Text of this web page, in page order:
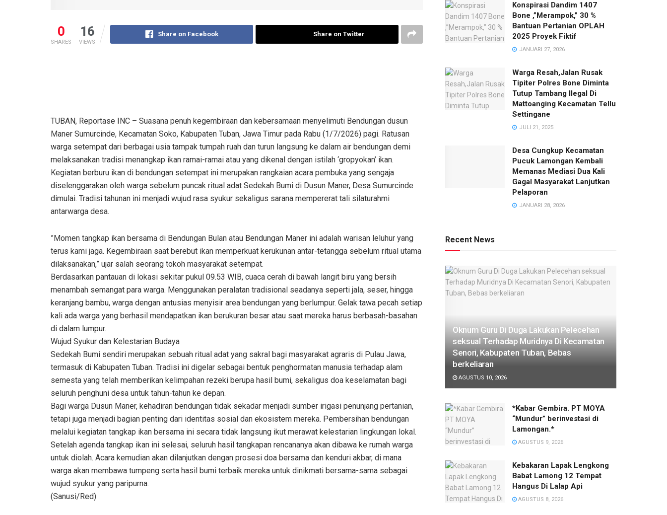
0
SHARES
16
VIEWS
Share on Facebook Share on Twitter
TUBAN, Reportase INC – Suasana penuh kegembiraan dan kebersamaan menyelimuti Bendungan dusun
Maner Sumurcinde, Kecamatan Soko, Kabupaten Tuban, Jawa Timur pada Rabu (1/7/2026) pagi. Ratusan
warga setempat dari berbagai usia tampak tumpah ruah dan turun langsung ke dalam air bendungan demi
melaksanakan tradisi menangkap ikan ramai-ramai atau yang dikenal dengan istilah ‘gropyokan’ ikan.
‎​Kegiatan berburu ikan di bendungan setempat ini merupakan rangkaian acara pembuka yang sengaja
diselenggarakan oleh warga sebelum puncak ritual adat Sedekah Bumi di Dusun Maner, Desa Sumurcinde
dimulai. Tradisi tahunan ini menjadi wujud rasa syukur sekaligus sarana mempererat tali silaturahmi
antarwarga desa.
‎​”Momen tangkap ikan bersama di Bendungan Bulan atau Bendungan Maner ini adalah warisan leluhur yang
terus kami jaga. Kegembiraan saat berebut ikan memperkuat kerukunan antar-tetangga sebelum ritual utama
dilaksanakan,” ujar salah seorang tokoh masyarakat setempat.
‎​Berdasarkan pantauan di lokasi sekitar pukul 09.53 WIB, cuaca cerah di bawah langit biru yang bersih
menambah semangat para warga. Menggunakan peralatan tradisional seadanya seperti jala, seser, hingga
keranjang bambu, warga dengan antusias menyisir area bendungan yang berlumpur. Gelak tawa pecah setiap
kali ada warga yang berhasil mendapatkan ikan berukuran besar atau saat mereka harus berbasah-basahan
di dalam lumpur.
‎​Wujud Syukur dan Kelestarian Budaya
‎​Sedekah Bumi sendiri merupakan sebuah ritual adat yang sakral bagi masyarakat agraris di Pulau Jawa,
termasuk di Kabupaten Tuban. Tradisi ini digelar sebagai bentuk penghormatan manusia terhadap alam
semesta yang telah memberikan kelimpahan rezeki berupa hasil bumi, sekaligus doa keselamatan bagi
seluruh penghuni desa untuk tahun-tahun ke depan.
‎​Bagi warga Dusun Maner, kehadiran bendungan tidak sekadar menjadi sumber irigasi penunjang pertanian,
tetapi juga menjadi bagian penting dari identitas sosial dan ekosistem mereka. Pembersihan bendungan
melalui kegiatan tangkap ikan bersama ini secara tidak langsung ikut merawat kelestarian lingkungan lokal.
‎​Setelah agenda tangkap ikan ini selesai, seluruh hasil tangkapan rencananya akan dibawa ke rumah warga
untuk diolah. Acara kemudian akan dilanjutkan dengan prosesi doa bersama dan kenduri akbar, di mana
warga akan membawa tumpeng serta hasil bumi terbaik mereka untuk dinikmati bersama-sama sebagai
wujud syukur yang paripurna.
(Sanusi/Red)
Konspirasi Dandim 1407
Bone ,”Merampok,” 30 %
Bantuan Pertanian OPLAH
2025 Proyek Fiktif
JANUARI 27, 2026
Warga Resah,Jalan Rusak
Tipiter Polres Bone Diminta
Tutup Tambang Ilegal Di
Mattoanging Kecamatan Tellu
Settingane
JULI 21, 2025
Desa Cungkup Kecamatan
Pucuk Lamongan Kembali
Memanas Mediasi Dua Kali
Gagal Masyarakat Lanjutkan
Pelaporan
JANUARI 28, 2026
Recent News
Oknum Guru Di Duga Lakukan Pelecehan
seksual Terhadap Muridnya Di Kecamatan
Senori, Kabupaten Tuban, Bebas
berkeliaran
AGUSTUS 10, 2026
*Kabar Gembira. PT MOYA
“Mundur” berinvestasi di
Lamongan.*
AGUSTUS 9, 2026
Kebakaran Lapak Lengkong
Babat Lamong 12 Tempat
Hangus Di Lalap Api
AGUSTUS 8, 2026